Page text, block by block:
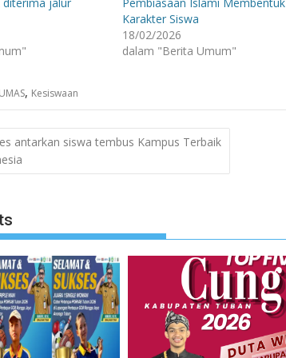
Karakter Siswa
18/02/2026
dalam "Berita Umum"
, Kesiswaan
antarkan siswa tembus Kampus Terbaik